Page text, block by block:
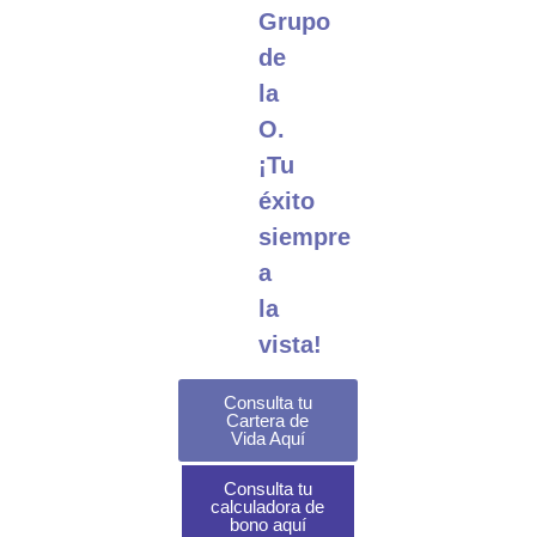
Grupo
de
la
O.
¡Tu
éxito
siempre
a
la
vista!
Consulta tu
Cartera de
Vida Aquí
Consulta tu
calculadora de
bono aquí